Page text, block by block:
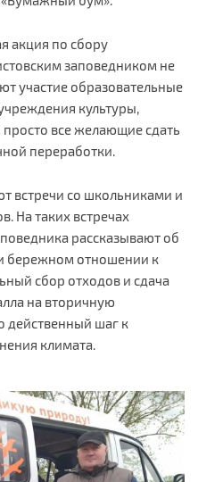
акция по сбору
заповедником не
участие образовательные
культуры,
все желающие сдать
переработки.
встречи со школьниками и
На таких встречах
рассказывают об
бережном отношении к
сбор отходов и сдача
на вторичную
действенный шаг к
климата.